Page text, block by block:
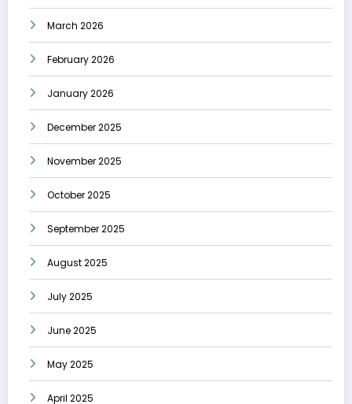
March 2026
February 2026
January 2026
December 2025
November 2025
October 2025
September 2025
August 2025
July 2025
June 2025
May 2025
April 2025